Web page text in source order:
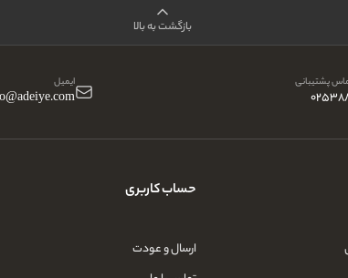
بازگشت به بالا
پشتیبانی ایمیل
حساب کاربری
ارسال و عودت